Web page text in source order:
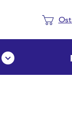
Avaa tai sulje